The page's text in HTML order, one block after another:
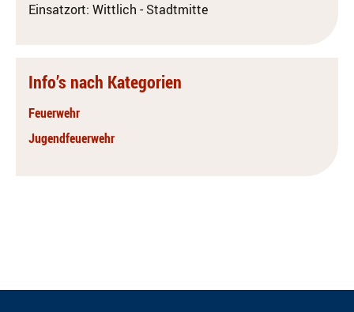
Einsatzort: Wittlich - Stadtmitte
Info’s nach Kategorien
Feuerwehr
Jugendfeuerwehr